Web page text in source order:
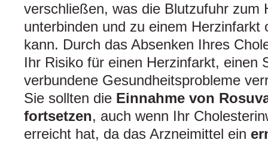
verschließen, was die Blutzufuhr zum
unterbinden und zu einem Herzinfarkt
kann. Durch das Absenken Ihres
Ihr Risiko für einen Herzinfarkt, einen
verbundene Gesundheitsprobleme
Sie sollten die Einnahme von
fortsetzen, auch wenn Ihr
erreicht hat, da das Arzneimittel ein